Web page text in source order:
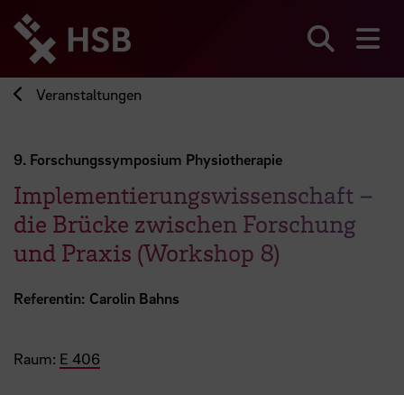
zum
Seiteninhalt
springen
Veranstaltungen
9. Forschungssymposium Physiotherapie
Implementierungswissenschaft –
die Brücke zwischen Forschung
und Praxis (Workshop 8)
Referentin: Carolin Bahns
Raum: E 406